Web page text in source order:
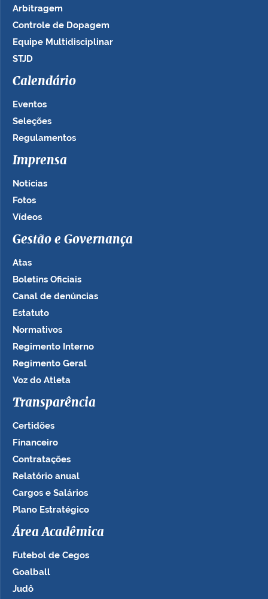
Arbitragem
Controle de Dopagem
Equipe Multidisciplinar
STJD
Calendário
Eventos
Seleções
Regulamentos
Imprensa
Notícias
Fotos
Vídeos
Gestão e Governança
Atas
Boletins Oficiais
Canal de denúncias
Estatuto
Normativos
Regimento Interno
Regimento Geral
Voz do Atleta
Transparência
Certidões
Financeiro
Contratações
Relatório anual
Cargos e Salários
Plano Estratégico
Área Acadêmica
Futebol de Cegos
Goalball
Judô